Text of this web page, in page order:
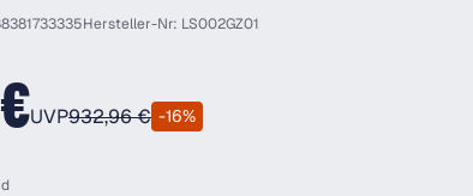
Hersteller-Nr: LS002GZ01
UVP932,96 € -16%